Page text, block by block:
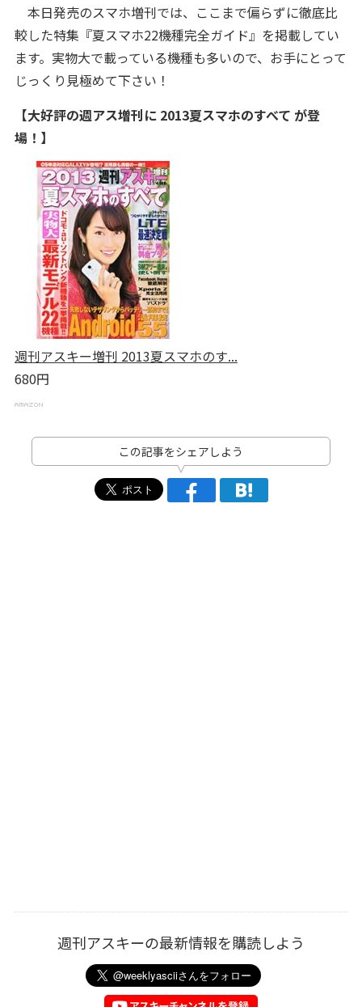
本日発売のスマホ増刊では、ここまで偏らずに徹底比
較した特集『夏スマホ22機種完全ガイド』を掲載してい
ます。実物大で載っている機種も多いので、お手にとって
じっくり見極めて下さい！
【大好評の週アス増刊に 2013夏スマホのすべて が登
場！】
週刊アスキー増刊 2013夏スマホのす...
680円
この記事をシェアしよう
週刊アスキーの最新情報を購読しよう